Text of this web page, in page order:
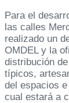
Para el
las calles
realizado un
OMDEL y la
distribución
típicos,
del espacios
cual estará a